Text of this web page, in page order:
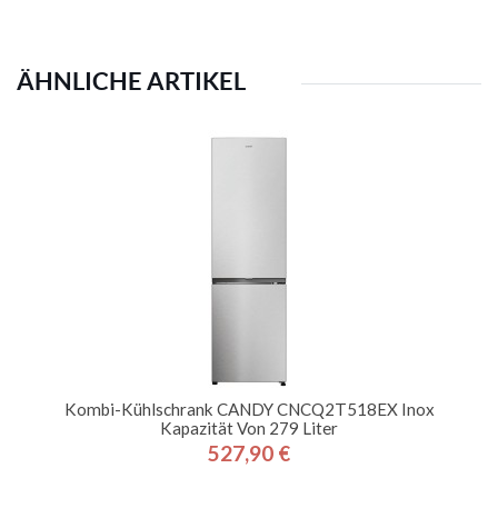
ÄHNLICHE ARTIKEL
Kombi-Kühlschrank CANDY CNCQ2T518EX Inox
Kapazität Von 279 Liter
Preis
527,90 €